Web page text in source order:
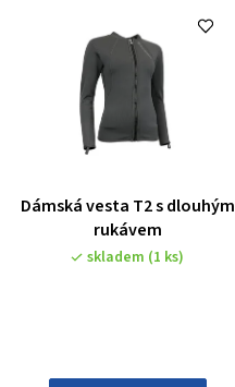
Dámská vesta T2 s dlouhým
rukávem
skladem (1 ks)